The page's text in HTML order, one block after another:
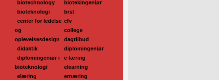
biotechnology
biotekingeniør
bioteknologi
brst
center for ledelse
og
oplevelsesdesign
cfv
college
dagtilbud
didaktik
diplomingeniør
diplomingeniør i
bioteknologi
e-læring
elearning
elæring
ernæring